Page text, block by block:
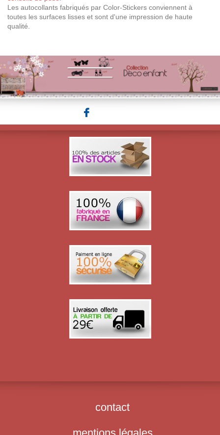
Les autocollants fabriqués par Color-Stickers conviennent à
toutes les surfaces lisses et sont d'une impression de haute
qualité.
contact